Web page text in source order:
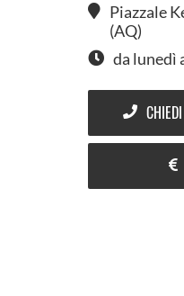
Piazzale
(AQ)
da lunedì